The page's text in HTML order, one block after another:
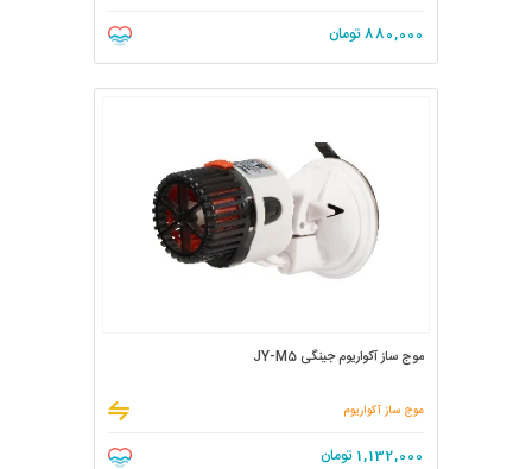
880,000تومان
موج ساز آکواریوم جینگی JY-M5
موج ساز آکواریوم
1,132,000 تومان